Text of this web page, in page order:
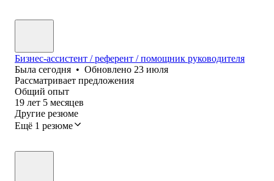
Бизнес-ассистент / референт / помощник руководителя
Была сегодня • Обновлено 23 июля
Рассматривает предложения
Общий опыт
19 лет 5 месяцев
Другие резюме
Ещё 1 резюме